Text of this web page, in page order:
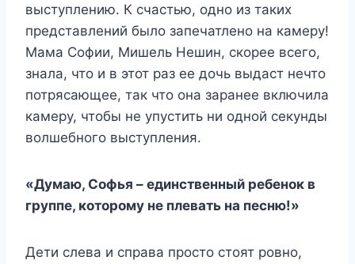
выступлению. К счастью, одно из таких
представлений было запечатлено на камеру!
Мама Софии, Мишель Нешин, скорее всего,
знала, что и в этот раз ее дочь выдаст нечто
потрясающее, так что она заранее включила
камеру, чтобы не упустить ни одной секунды
волшебного выступления.
«Думаю, Софья – единственный ребенок в
группе, которому не плевать на песню!»
Дети слева и справа просто стоят ровно,